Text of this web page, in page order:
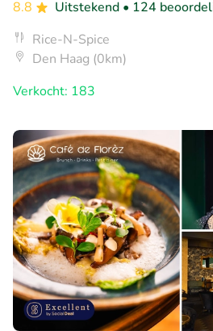
8.8
Uitstekend • 124
Rice-N-Spice
Den Haag (0km)
Verkocht: 183